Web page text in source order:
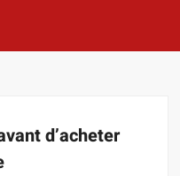
d’acheter